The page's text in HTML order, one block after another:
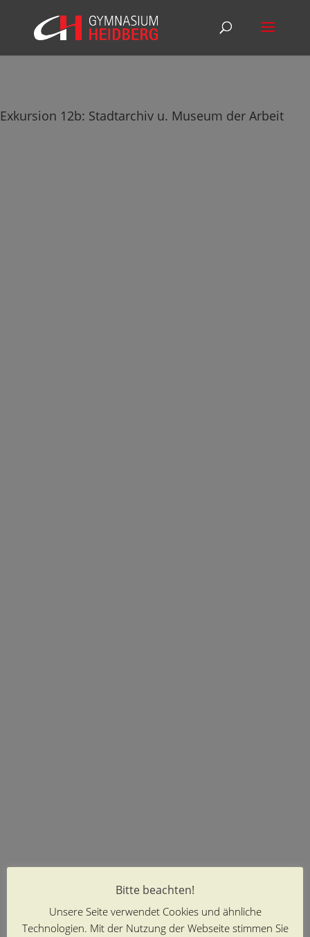
Exkursion 12b: Stadtarchiv u. Museum der Arbeit
Bitte beachten!
Unsere Seite verwendet Cookies und ähnliche
Technologien. Mit der Nutzung der Webseite stimmen Sie